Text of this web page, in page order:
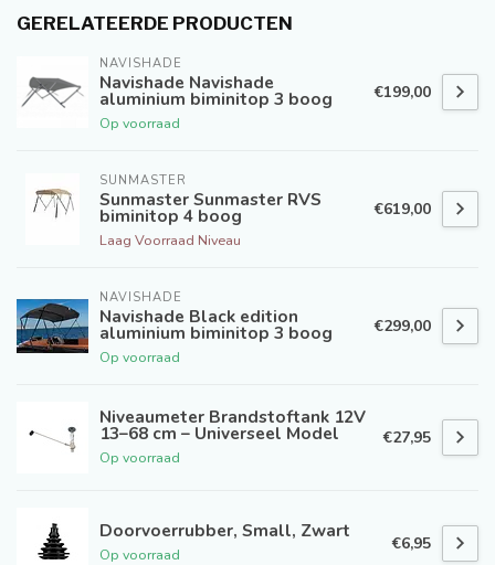
GERELATEERDE PRODUCTEN
NAVISHADE
Navishade Navishade
aluminium biminitop 3 boog
Op voorraad
€199,00
SUNMASTER
Sunmaster Sunmaster RVS
biminitop 4 boog
Laag Voorraad Niveau
€619,00
NAVISHADE
Navishade Black edition
aluminium biminitop 3 boog
Op voorraad
€299,00
Niveaumeter Brandstoftank 12V
13–68 cm – Universeel Model
Op voorraad
€27,95
Doorvoerrubber, Small, Zwart
Op voorraad
€6,95